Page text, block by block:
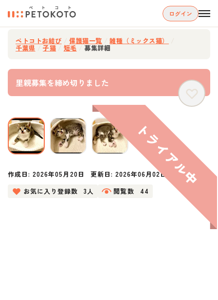
ログイン
ペトコトお結び 保護猫一覧 雑種（ミックス猫）
千葉県 子猫 短毛 募集詳細
里親募集を締め切りました
作成日:2026年05月20日 更新日: 2026年06月02日
お気に入り登録数
3人 閲覧数 44